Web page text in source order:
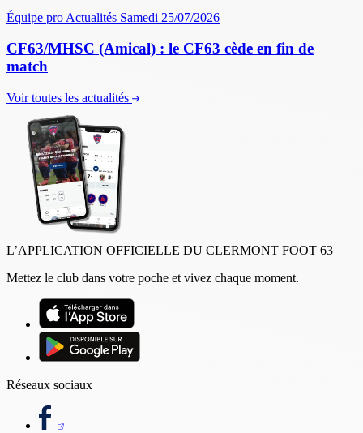
Équipe pro Actualités Samedi 25/07/2026
CF63/MHSC (Amical) : le CF63 cède en fin de
match
Voir toutes les actualités
L’APPLICATION OFFICIELLE DU CLERMONT FOOT 63
Mettez le club dans votre poche et vivez chaque moment.
Réseaux sociaux